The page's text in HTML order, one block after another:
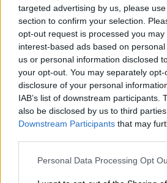
targeted advertising by us, please
section to confirm your selection.
opt-out request is processed you may
interest-based ads based on
us or personal information disclosed
your opt-out. You may separately
disclosure of your personal
IAB’s list of downstream participants.
also be disclosed by us to third
Downstream Participants that may
Personal Data Processing Opt
Β. Κόκκαλης: Μια ψηφιακή
σβήνει τις κυβερνητικές ευθύνες
σκάνδαλο των βοσκοτόπων
08/08/2026 , 7:57
Κ. Αγοραστός: Σκιές για το
όρους, τον τρόπο και τον φορέα